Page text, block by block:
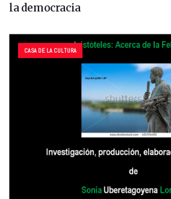
la democracia
CASA DE LA CULTURA